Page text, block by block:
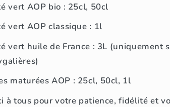
vert AOP bio : 25cl, 50cl
vert AOP classique : 1l
vert huile de France : 3L (uniquement
maturées AOP : 25cl, 50cl, 1l
à tous pour votre patience, fidélité et